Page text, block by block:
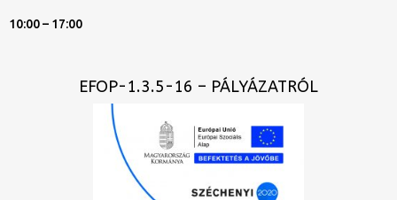
10:00 – 17:00
EFOP-1.3.5-16 – PÁLYÁZATRÓL